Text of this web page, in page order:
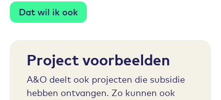
Dat wil ik ook
Project voorbeelden
A&O deelt ook projecten die subsidie
hebben ontvangen. Zo kunnen ook